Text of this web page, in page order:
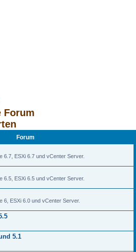
Forum
Forum
6.7, ESXi 6.7 und vCenter Server.
6.5, ESXi 6.5 und vCenter Server.
6, ESXi 6.0 und vCenter Server.
5.1